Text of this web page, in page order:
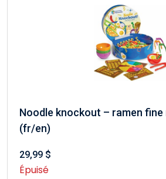
Noodle knockout – ramen
(fr/en)
29,99 $
Épuisé